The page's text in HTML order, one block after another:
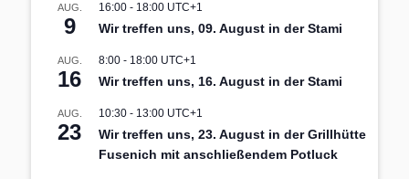
AUG.
9
16:00 - 18:00 UTC+1
Wir treffen uns, 09. August in der Stami
AUG.
16
8:00 - 18:00 UTC+1
Wir treffen uns, 16. August in der Stami
AUG.
23
10:30 - 13:00 UTC+1
Wir treffen uns, 23. August in der Grillhütte
Fusenich mit anschließendem Potluck